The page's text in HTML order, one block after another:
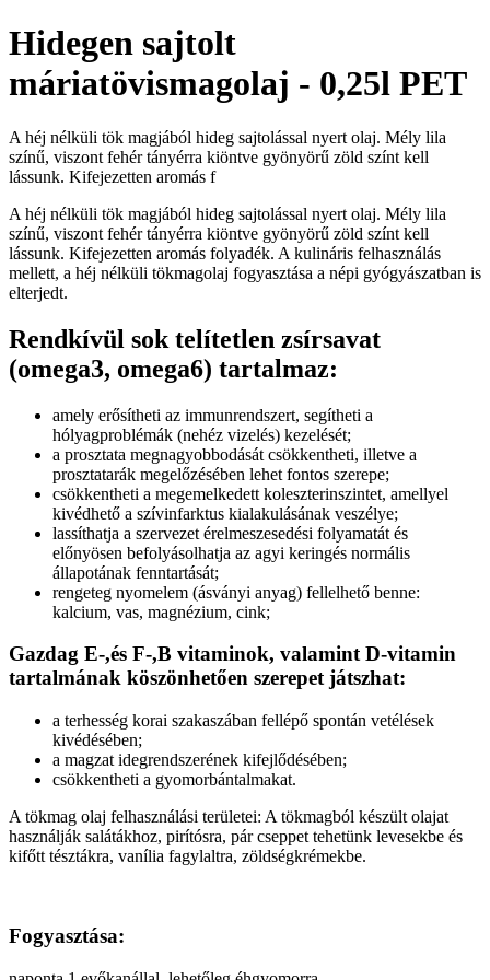
Hidegen sajtolt
máriatövismagolaj - 0,25l PET
A héj nélküli tök magjából hideg sajtolással nyert olaj. Mély lila
színű, viszont fehér tányérra kiöntve gyönyörű zöld színt kell
lássunk. Kifejezetten aromás f
A héj nélküli tök magjából hideg sajtolással nyert olaj. Mély lila
színű, viszont fehér tányérra kiöntve gyönyörű zöld színt kell
lássunk. Kifejezetten aromás folyadék. A kulináris felhasználás
mellett, a héj nélküli tökmagolaj fogyasztása a népi gyógyászatban is
elterjedt.
Rendkívül sok telítetlen zsírsavat
(omega3, omega6) tartalmaz:
amely erősítheti az immunrendszert, segítheti a
hólyagproblémák (nehéz vizelés) kezelését;
a prosztata megnagyobbodását csökkentheti, illetve a
prosztatarák megelőzésében lehet fontos szerepe;
csökkentheti a megemelkedett koleszterinszintet, amellyel
kivédhető a szívinfarktus kialakulásának veszélye;
lassíthatja a szervezet érelmeszesedési folyamatát és
előnyösen befolyásolhatja az agyi keringés normális
állapotának fenntartását;
rengeteg nyomelem (ásványi anyag) fellelhető benne:
kalcium, vas, magnézium, cink;
Gazdag E-,és F-,B vitaminok, valamint D-vitamin
tartalmának köszönhetően szerepet játszhat:
a terhesség korai szakaszában fellépő spontán vetélések
kivédésében;
a magzat idegrendszerének kifejlődésében;
csökkentheti a gyomorbántalmakat.
A tökmag olaj felhasználási területei: A tökmagból készült olajat
használják salátákhoz, pirítósra, pár cseppet tehetünk levesekbe és
kifőtt tésztákra, vanília fagylaltra, zöldségkrémekbe.
Fogyasztása: